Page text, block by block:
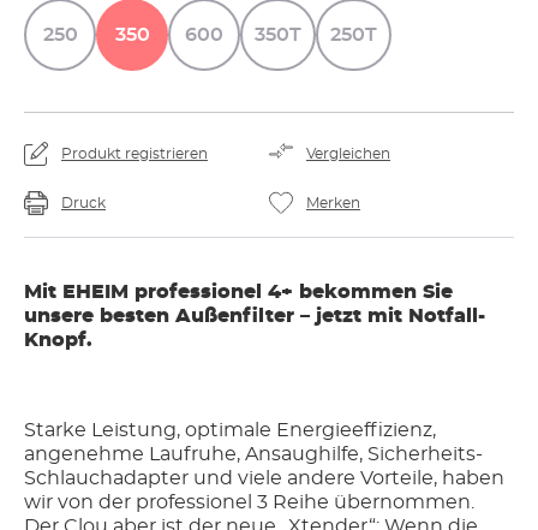
250 350 600 350T 250T
Produkt registrieren Vergleichen
Druck Merken
Mit EHEIM professionel 4+ bekommen Sie
unsere besten Außenfilter – jetzt mit Notfall-
Knopf.
Starke Leistung, optimale Energieeffizienz,
angenehme Laufruhe, Ansaughilfe, Sicherheits-
Schlauchadapter und viele andere Vorteile, haben
wir von der professionel 3 Reihe übernommen.